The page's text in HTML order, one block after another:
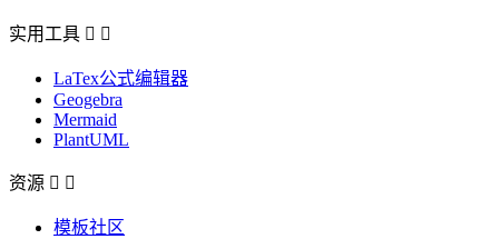
实用工具  
LaTex公式编辑器
Geogebra
Mermaid
PlantUML
资源  
模板社区